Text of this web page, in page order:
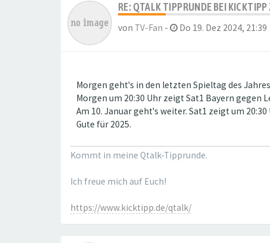
RE: QTALK TIPPRUNDE BEI
von TV-Fan - Do 19. Dez 2024, 21:39
Morgen geht's in den letzten Spieltag des
Morgen um 20:30 Uhr zeigt Sat1 Bayern gegen
Am 10. Januar geht's weiter. Sat1 zeigt um
Gute für 2025.
Kommt in meine Qtalk-Tipprunde.
Ich freue mich auf Euch!
https://www.kicktipp.de/qtalk/